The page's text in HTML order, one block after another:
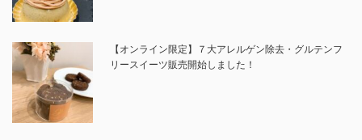
【オンライン限定】７大アレルゲン除去・グルテンフ
リースイーツ販売開始しました！